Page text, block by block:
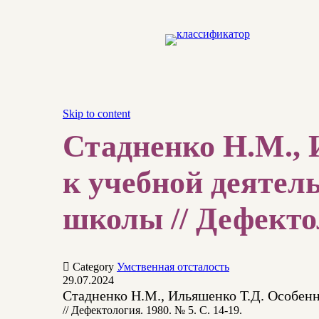
Skip to content
Стадненко Н.М.,
к учебной
школы //
 Category Умственная отсталость
29.07.2024
Стадненко Н.М., Ильяшенко Т.Д.
// Дефектология. 1980. № 5. С. 14-19.